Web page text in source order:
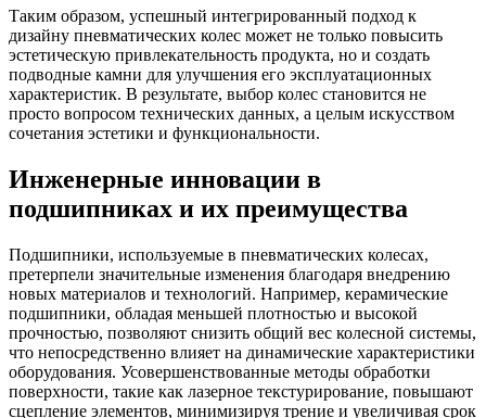
Таким образом, успешный интегрированный подход к
дизайну пневматических колес может не только повысить
эстетическую привлекательность продукта, но и создать
подводные камни для улучшения его эксплуатационных
характеристик. В результате, выбор колес становится не
просто вопросом технических данных, а целым искусством
сочетания эстетики и функциональности.
Инженерные инновации в
подшипниках и их преимущества
Подшипники, используемые в пневматических колесах,
претерпели значительные изменения благодаря внедрению
новых материалов и технологий. Например, керамические
подшипники, обладая меньшей плотностью и высокой
прочностью, позволяют снизить общий вес колесной системы,
что непосредственно влияет на динамические характеристики
оборудования. Усовершенствованные методы обработки
поверхности, такие как лазерное текстурирование, повышают
сцепление элементов, минимизируя трение и увеличивая срок